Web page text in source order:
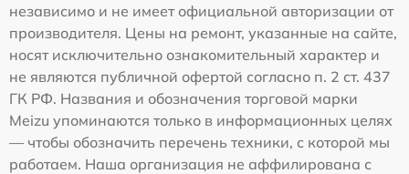
независимо и не имеет официальной авторизации от
производителя. Цены на ремонт, указанные на сайте,
носят исключительно ознакомительный характер и
не являются публичной офертой согласно п. 2 ст. 437
ГК РФ. Названия и обозначения торговой марки
Meizu упоминаются только в информационных целях
— чтобы обозначить перечень техники, с которой мы
работаем. Наша организация не аффилирована с